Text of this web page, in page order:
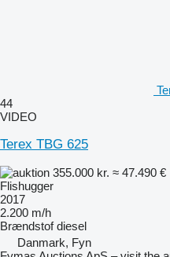
44
VIDEO
Terex TBG 625
355.000 kr. ≈ 47.490 €
Flishugger
2017
2.200 m/h
Brændstof diesel
Danmark, Fyn